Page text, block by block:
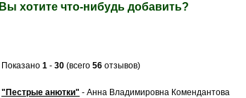
Вы хотите что-нибудь добавить?
Показано 1 - 30 (всего 56 отзывов)
"Пестрые анютки" - Анна Владимировна Комендантова